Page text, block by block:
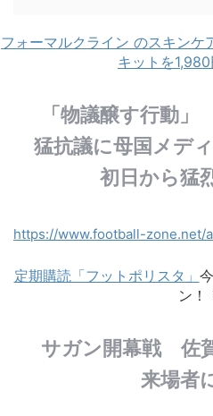
フォーマルクライン のスキンケ
キットを
「物議醸す行動
猛抗議に母国メデ
初日から猛
https://www.football-zone.net/
定期購読「フットポリスタ」
ン！
サガン開幕戦 佐
来場者